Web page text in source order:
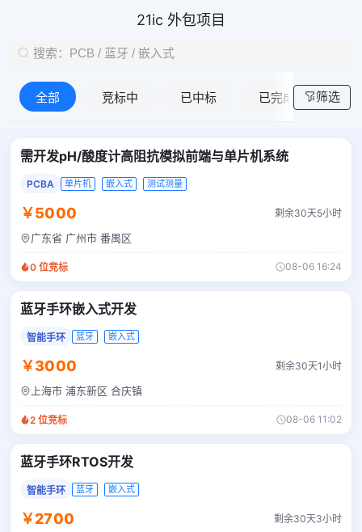
21ic 外包项目
全部 竞标中 已中标 已完成 筛选
需开发pH/酸度计高阻抗模拟前端与单片机系统
PCBA 单片机 嵌入式 测试测量
￥5000 剩余30天5小时
广东省 广州市 番禺区
0 位竞标 08-06 16:24
蓝牙手环嵌入式开发
智能手环 蓝牙 嵌入式
￥3000 剩余30天1小时
上海市 浦东新区 合庆镇
2 位竞标 08-06 11:02
蓝牙手环RTOS开发
智能手环 蓝牙 嵌入式
￥2700 剩余30天3小时